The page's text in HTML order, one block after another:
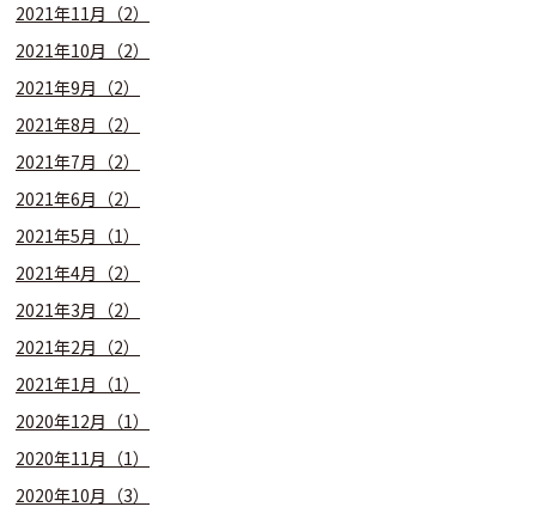
2021年11月（2）
2021年10月（2）
2021年9月（2）
2021年8月（2）
2021年7月（2）
2021年6月（2）
2021年5月（1）
2021年4月（2）
2021年3月（2）
2021年2月（2）
2021年1月（1）
2020年12月（1）
2020年11月（1）
2020年10月（3）